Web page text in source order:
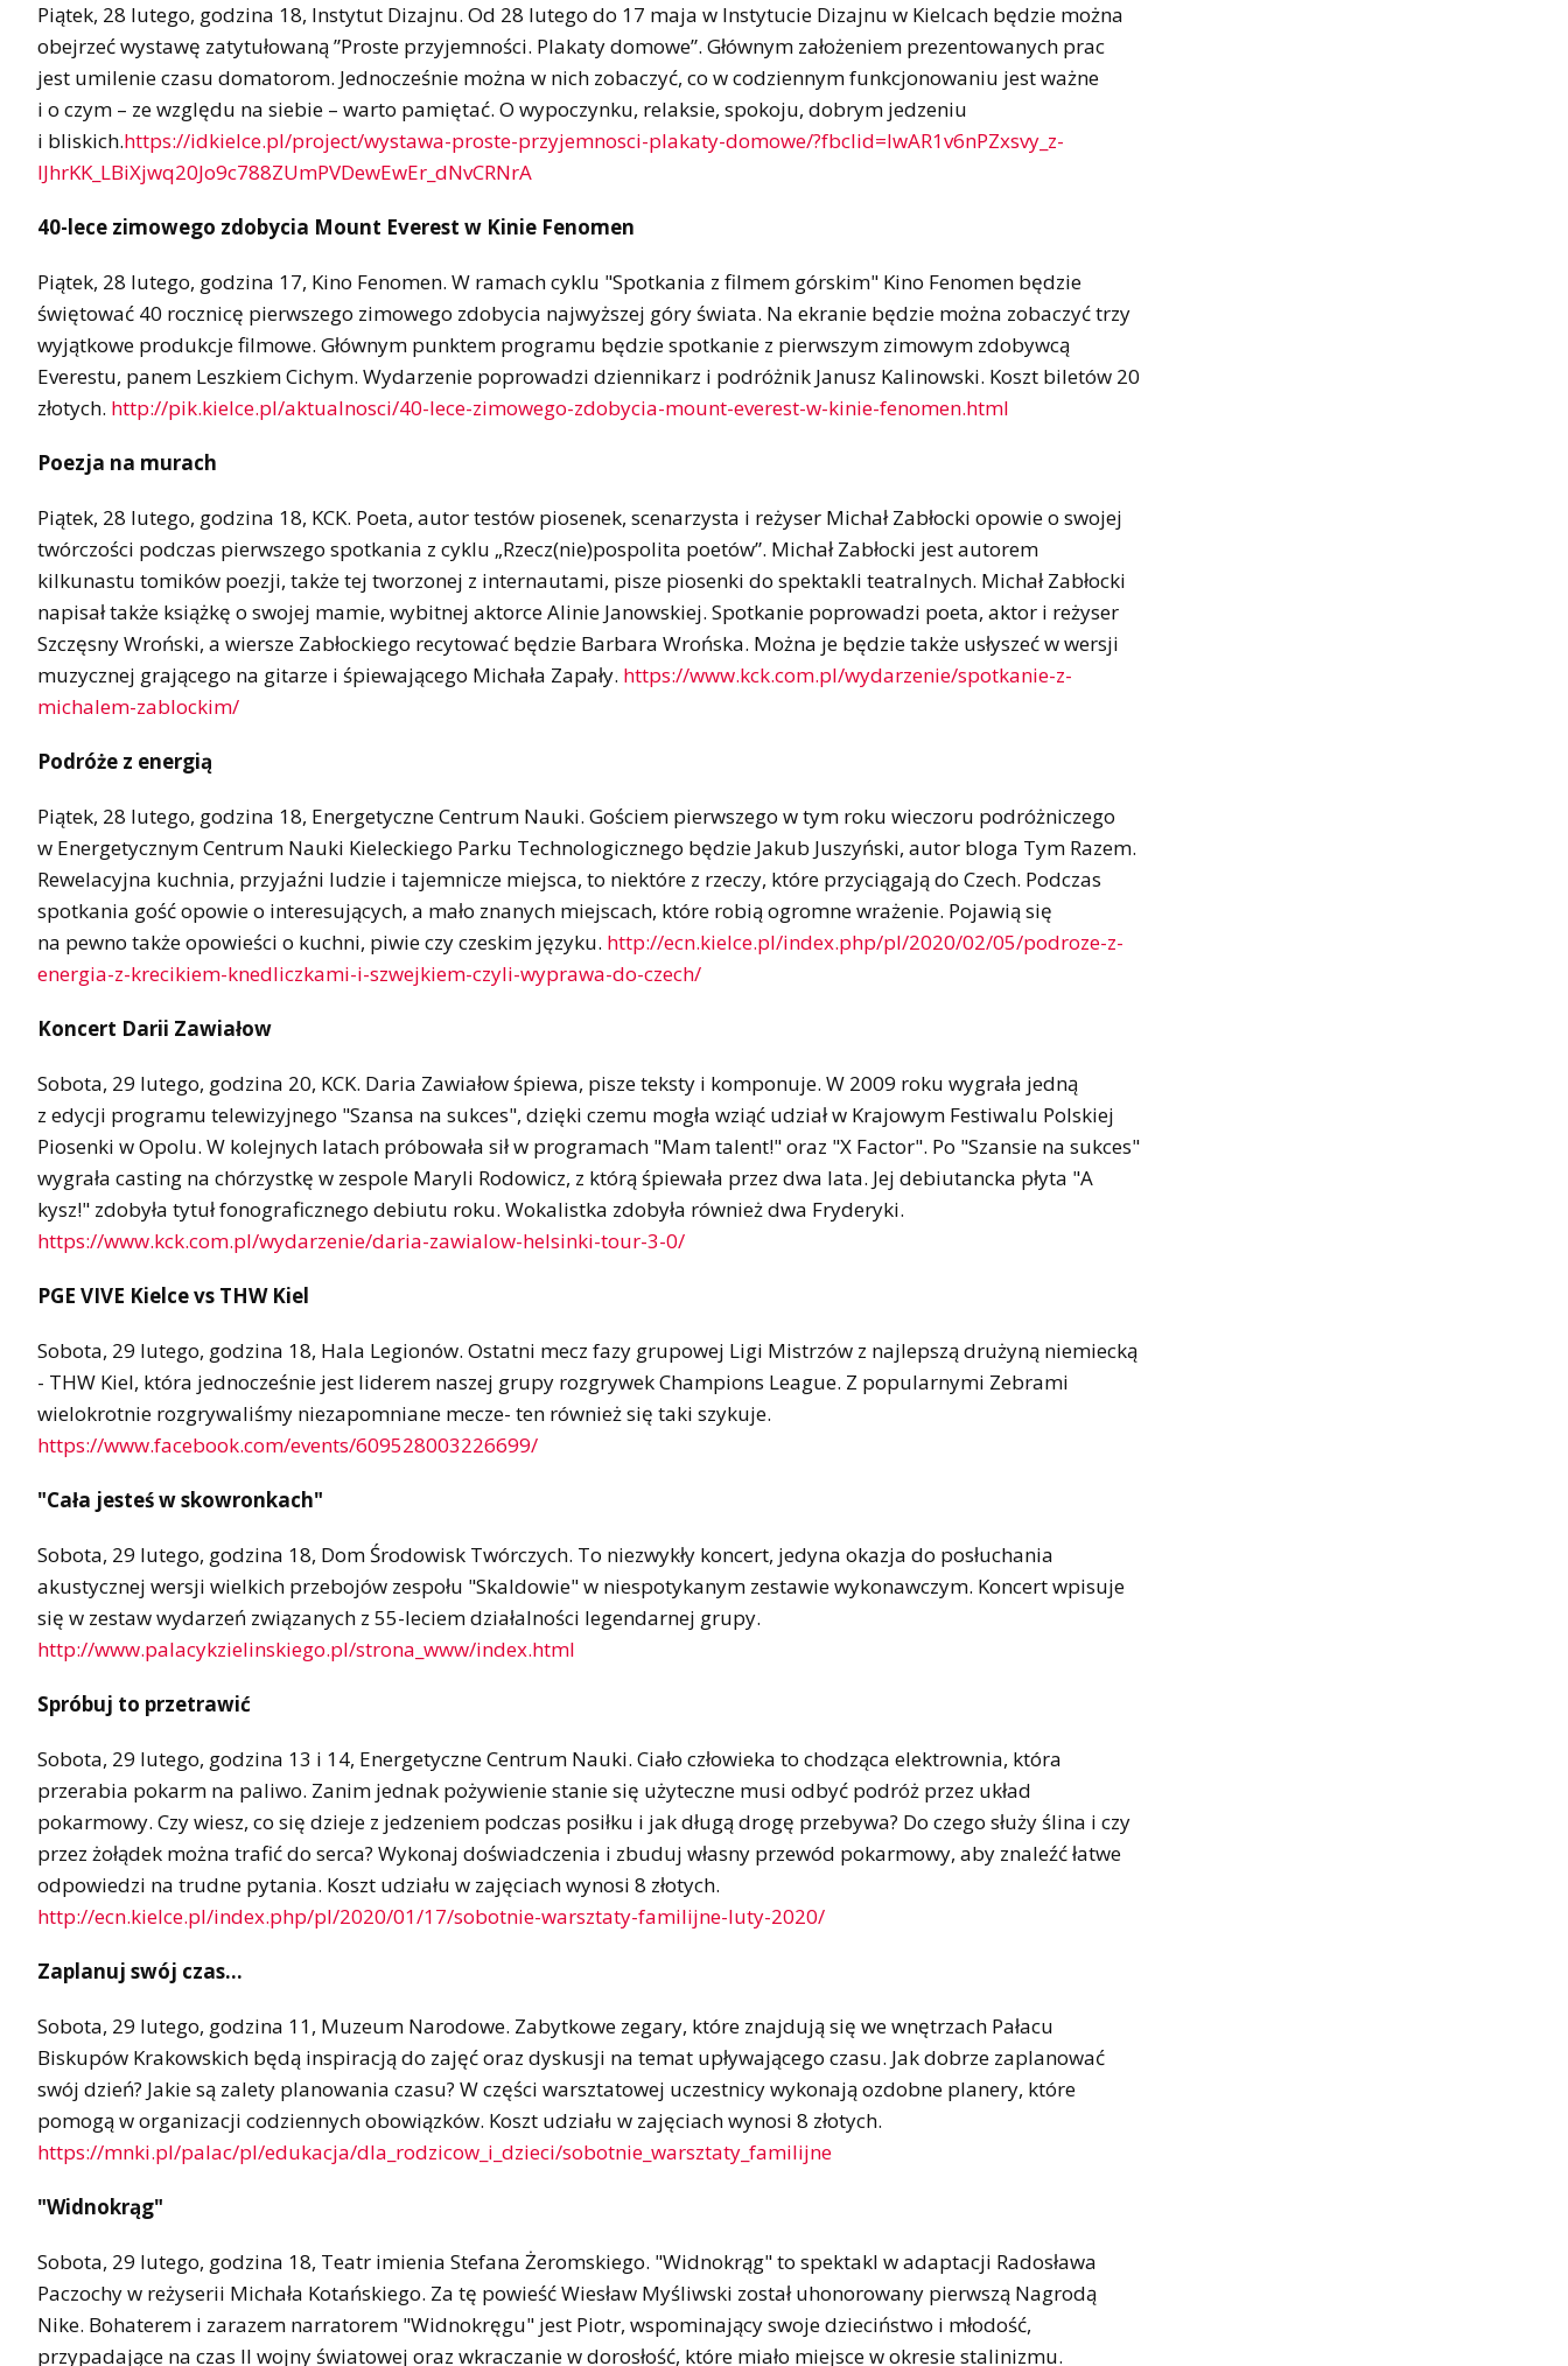
Piątek, 28 lutego, godzina 18, Instytut Dizajnu. Od 28 lutego do 17 maja w Instytucie Dizajnu w Kielcach będzie można
obejrzeć wystawę zatytułowaną ”Proste przyjemności. Plakaty domowe”. Głównym założeniem prezentowanych prac
jest umilenie czasu domatorom. Jednocześnie można w nich zobaczyć, co w codziennym funkcjonowaniu jest ważne
i o czym – ze względu na siebie – warto pamiętać. O wypoczynku, relaksie, spokoju, dobrym jedzeniu
i bliskich.https://idkielce.pl/project/wystawa-proste-przyjemnosci-plakaty-domowe/?fbclid=IwAR1v6nPZxsvy_z-
lJhrKK_LBiXjwq20Jo9c788ZUmPVDewEwEr_dNvCRNrA
40-lece zimowego zdobycia Mount Everest w Kinie Fenomen
Piątek, 28 lutego, godzina 17, Kino Fenomen. W ramach cyklu "Spotkania z filmem górskim" Kino Fenomen będzie
świętować 40 rocznicę pierwszego zimowego zdobycia najwyższej góry świata. Na ekranie będzie można zobaczyć trzy
wyjątkowe produkcje filmowe. Głównym punktem programu będzie spotkanie z pierwszym zimowym zdobywcą
Everestu, panem Leszkiem Cichym. Wydarzenie poprowadzi dziennikarz i podróżnik Janusz Kalinowski. Koszt biletów 20
złotych. http://pik.kielce.pl/aktualnosci/40-lece-zimowego-zdobycia-mount-everest-w-kinie-fenomen.html
Poezja na murach
Piątek, 28 lutego, godzina 18, KCK. Poeta, autor testów piosenek, scenarzysta i reżyser Michał Zabłocki opowie o swojej
twórczości podczas pierwszego spotkania z cyklu „Rzecz(nie)pospolita poetów”. Michał Zabłocki jest autorem
kilkunastu tomików poezji, także tej tworzonej z internautami, pisze piosenki do spektakli teatralnych. Michał Zabłocki
napisał także książkę o swojej mamie, wybitnej aktorce Alinie Janowskiej. Spotkanie poprowadzi poeta, aktor i reżyser
Szczęsny Wroński, a wiersze Zabłockiego recytować będzie Barbara Wrońska. Można je będzie także usłyszeć w wersji
muzycznej grającego na gitarze i śpiewającego Michała Zapały. https://www.kck.com.pl/wydarzenie/spotkanie-z-
michalem-zablockim/
Podróże z energią
Piątek, 28 lutego, godzina 18, Energetyczne Centrum Nauki. Gościem pierwszego w tym roku wieczoru podróżniczego
w Energetycznym Centrum Nauki Kieleckiego Parku Technologicznego będzie Jakub Juszyński, autor bloga Tym Razem.
Rewelacyjna kuchnia, przyjaźni ludzie i tajemnicze miejsca, to niektóre z rzeczy, które przyciągają do Czech. Podczas
spotkania gość opowie o interesujących, a mało znanych miejscach, które robią ogromne wrażenie. Pojawią się
na pewno także opowieści o kuchni, piwie czy czeskim języku. http://ecn.kielce.pl/index.php/pl/2020/02/05/podroze-z-
energia-z-krecikiem-knedliczkami-i-szwejkiem-czyli-wyprawa-do-czech/
Koncert Darii Zawiałow
Sobota, 29 lutego, godzina 20, KCK. Daria Zawiałow śpiewa, pisze teksty i komponuje. W 2009 roku wygrała jedną
z edycji programu telewizyjnego "Szansa na sukces", dzięki czemu mogła wziąć udział w Krajowym Festiwalu Polskiej
Piosenki w Opolu. W kolejnych latach próbowała sił w programach "Mam talent!" oraz "X Factor". Po "Szansie na sukces"
wygrała casting na chórzystkę w zespole Maryli Rodowicz, z którą śpiewała przez dwa lata. Jej debiutancka płyta "A
kysz!" zdobyła tytuł fonograficznego debiutu roku. Wokalistka zdobyła również dwa Fryderyki.
https://www.kck.com.pl/wydarzenie/daria-zawialow-helsinki-tour-3-0/
PGE VIVE Kielce vs THW Kiel
Sobota, 29 lutego, godzina 18, Hala Legionów. Ostatni mecz fazy grupowej Ligi Mistrzów z najlepszą drużyną niemiecką
- THW Kiel, która jednocześnie jest liderem naszej grupy rozgrywek Champions League. Z popularnymi Zebrami
wielokrotnie rozgrywaliśmy niezapomniane mecze- ten również się taki szykuje.
https://www.facebook.com/events/609528003226699/
"Cała jesteś w skowronkach"
Sobota, 29 lutego, godzina 18, Dom Środowisk Twórczych. To niezwykły koncert, jedyna okazja do posłuchania
akustycznej wersji wielkich przebojów zespołu "Skaldowie" w niespotykanym zestawie wykonawczym. Koncert wpisuje
się w zestaw wydarzeń związanych z 55-leciem działalności legendarnej grupy.
http://www.palacykzielinskiego.pl/strona_www/index.html
Spróbuj to przetrawić
Sobota, 29 lutego, godzina 13 i 14, Energetyczne Centrum Nauki. Ciało człowieka to chodząca elektrownia, która
przerabia pokarm na paliwo. Zanim jednak pożywienie stanie się użyteczne musi odbyć podróż przez układ
pokarmowy. Czy wiesz, co się dzieje z jedzeniem podczas posiłku i jak długą drogę przebywa? Do czego służy ślina i czy
przez żołądek można trafić do serca? Wykonaj doświadczenia i zbuduj własny przewód pokarmowy, aby znaleźć łatwe
odpowiedzi na trudne pytania. Koszt udziału w zajęciach wynosi 8 złotych.
http://ecn.kielce.pl/index.php/pl/2020/01/17/sobotnie-warsztaty-familijne-luty-2020/
Zaplanuj swój czas…
Sobota, 29 lutego, godzina 11, Muzeum Narodowe. Zabytkowe zegary, które znajdują się we wnętrzach Pałacu
Biskupów Krakowskich będą inspiracją do zajęć oraz dyskusji na temat upływającego czasu. Jak dobrze zaplanować
swój dzień? Jakie są zalety planowania czasu? W części warsztatowej uczestnicy wykonają ozdobne planery, które
pomogą w organizacji codziennych obowiązków. Koszt udziału w zajęciach wynosi 8 złotych.
https://mnki.pl/palac/pl/edukacja/dla_rodzicow_i_dzieci/sobotnie_warsztaty_familijne
"Widnokrąg"
Sobota, 29 lutego, godzina 18, Teatr imienia Stefana Żeromskiego. "Widnokrąg" to spektakl w adaptacji Radosława
Paczochy w reżyserii Michała Kotańskiego. Za tę powieść Wiesław Myśliwski został uhonorowany pierwszą Nagrodą
Nike. Bohaterem i zarazem narratorem "Widnokręgu" jest Piotr, wspominający swoje dzieciństwo i młodość,
przypadające na czas II wojny światowej oraz wkraczanie w dorosłość, które miało miejsce w okresie stalinizmu.